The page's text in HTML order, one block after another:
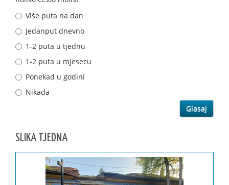
Više puta na dan
Jedanput dnevno
1-2 puta u tjednu
1-2 puta u mjesecu
Ponekad u godini
Nikada
SLIKA TJEDNA